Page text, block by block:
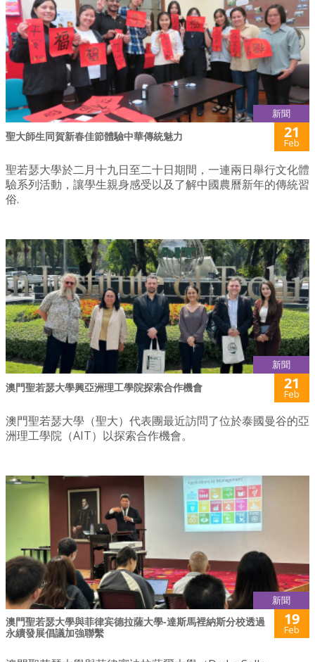
新聞
聖大師生同賀新春佳節體驗中華傳統魅力 21
Feb
聖若瑟大學於二月十九日至二十日期間，一連兩日舉行文化體
驗系列活動，讓學生親身感受以及了解中國農曆新年的傳統習
俗.
新聞
澳門聖若瑟大學興亞洲理工學院探索合作機會 21
Feb
澳門聖若瑟大學（聖大）代表團最近訪問了位於泰國曼谷的亞
洲理工學院（AIT）以探索合作機會。
新聞
澳門聖若瑟大學與菲律宾德拉薩大學-達斯馬裡納斯分校透過
永續發展倡議加強聯繫
19
Feb